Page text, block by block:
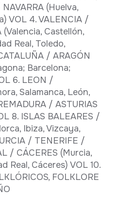
(Huelva,
VOL 4. VALENCIA /
Castellón,
Real, Toledo,
/ ARAGÓN
Barcelona;
6. LEON /
Salamanca, León,
/ ASTURIAS
8. ISLAS BALEARES /
Ibiza, Vizcaya,
/ TENERIFE /
/ CÁCERES (Murcia,
Real, Cáceres) VOL 10.
FOLKLORE